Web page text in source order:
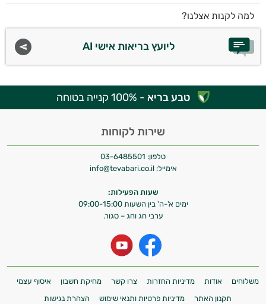
למה לקנות אצלנו?
ליועץ בריאות אישי AI
טבע בריא - 100% קנייה בטוחה
שירות לקוחות
טלפון: 03-6485501
אימייל: info@tevabari.co.il
שעות הפעילות:
ימים א'-ה' בין השעות 09:00-15:00
ערבי חג וחג – סגור.
משלוחים אודות מדיניות החזרות צרו קשר מחיקת חשבון
איסוף עצמי
תקנון האתר
מדיניות פרטיות ותנאי שימוש הצהרת נגישות